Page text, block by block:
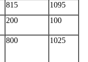
815
1095
200 100
800 1025